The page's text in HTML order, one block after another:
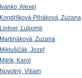
Ivanko, Alexej
Kondrlíková-Plháková, Zuzana
Lintner, Ľubomír
Martináková, Zuzana
Miklušičák, Jozef
Mitrík, Karol
Novotný, Viliam